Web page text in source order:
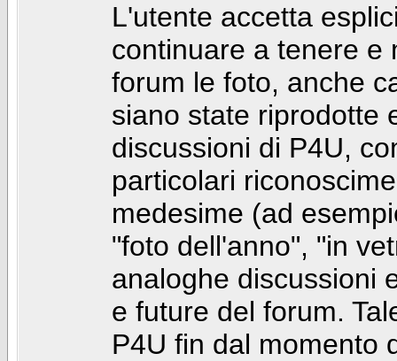
L'utente accetta
continuare a tenere e
forum le foto, anche
siano state riprodotte
discussioni di P4U,
particolari
medesime (ad
"foto dell'anno", "in
analoghe discussioni
e future del forum.
P4U fin dal momento